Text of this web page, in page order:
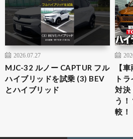
2026.07.27
MJC-32 ルノー CAPTUR フル
ハイブリッドを試乗 (3) BEV
とハイブリッド
【
ト
対決
う！
較！